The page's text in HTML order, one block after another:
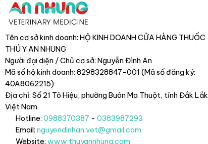
Tên cơ sở kinh doanh: HỘ KINH DOANH CỬA HÀNG THUỐC
THÚ Y AN NHUNG
Người đại diện / Chủ cơ sở: Nguyễn Đình An
Mã số hộ kinh doanh: 8298328847-001 (Mã số đăng ký:
40A8062215)
Địa chỉ: Số 21 Tô Hiệu, phường Buôn Ma Thuột, tỉnh Đắk Lắk
Việt Nam
Hotline: 0988370387 - 0383987293
Email: nguyendinhan.vet@gmail.com
Website: www.thuyannhung.com